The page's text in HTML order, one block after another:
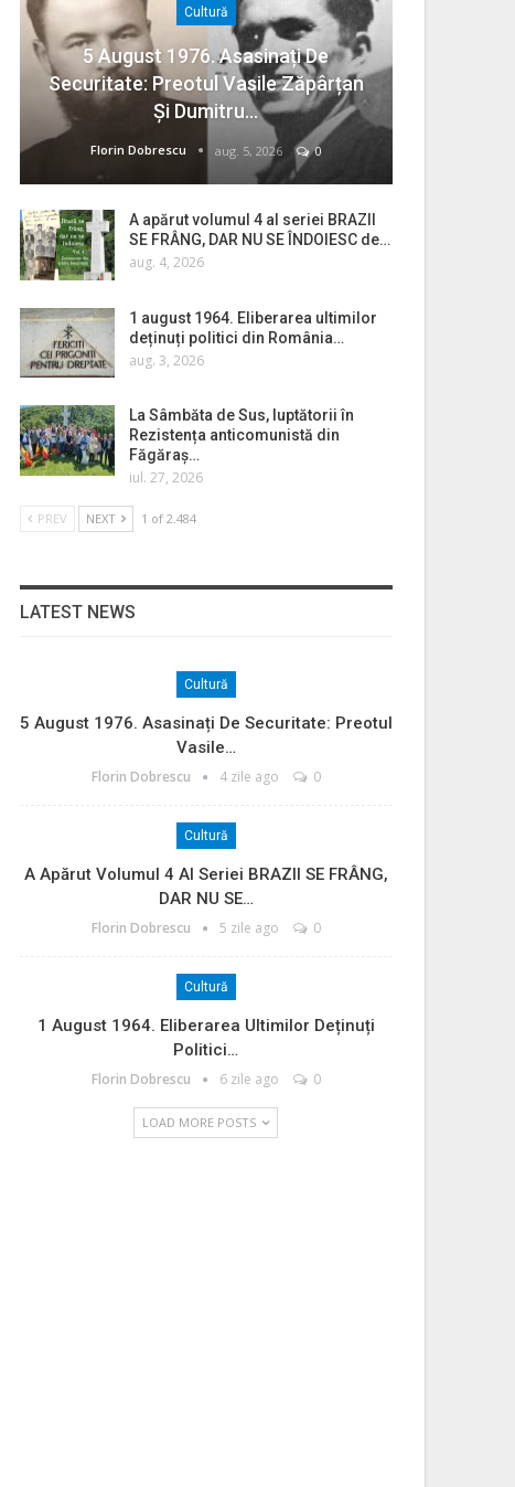
Cultură
5 August 1976. Asasinați De
Securitate: Preotul Vasile Zăpârțan
Și Dumitru…
Florin Dobrescu aug. 5, 2026 0
A apărut volumul 4 al seriei BRAZII
SE FRÂNG, DAR NU SE ÎNDOIESC de…
aug. 4, 2026
1 august 1964. Eliberarea ultimilor
deținuți politici din România…
aug. 3, 2026
La Sâmbăta de Sus, luptătorii în
Rezistența anticomunistă din
Făgăraș…
iul. 27, 2026
PREV NEXT 1 of 2.484
LATEST NEWS
Cultură
5 August 1976. Asasinați De Securitate: Preotul
Vasile…
Florin Dobrescu 4 zile ago 0
Cultură
A Apărut Volumul 4 Al Seriei BRAZII SE FRÂNG,
DAR NU SE…
Florin Dobrescu 5 zile ago 0
Cultură
1 August 1964. Eliberarea Ultimilor Deținuți
Politici…
Florin Dobrescu 6 zile ago 0
LOAD MORE POSTS